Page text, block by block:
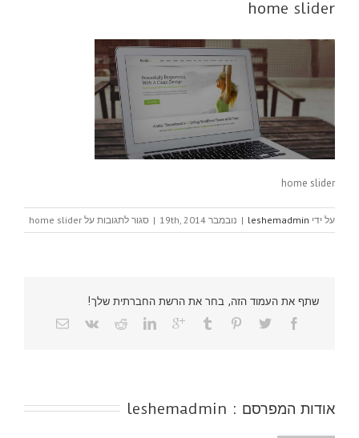
home slider
home slider
על ידי leshemadmin
| נובמבר 19th, 2014 | סגור לתגובות על home slider
שתף את העמוד הזה, בחר את הרשת החברתית שלך!
אודות המפרסם : leshemadmin